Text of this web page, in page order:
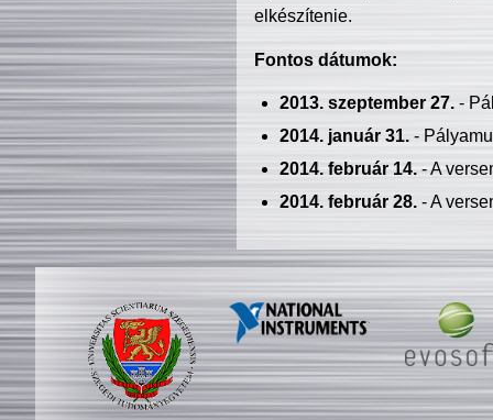
elkészítenie.
Fontos dátumok:
2013. szeptember 27.-
2014. január 31.-
2014. február 14.- A
2014. február 28.- A